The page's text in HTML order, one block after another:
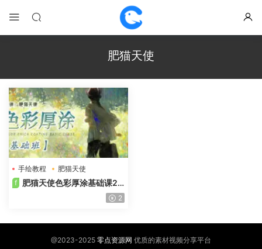
肥猫天使
手绘教程
肥猫天使
色彩厚涂基础课
f
肥猫天使色彩厚涂基础课20
2
@2023-2025 零点资源网 优质的素材视频分享平台